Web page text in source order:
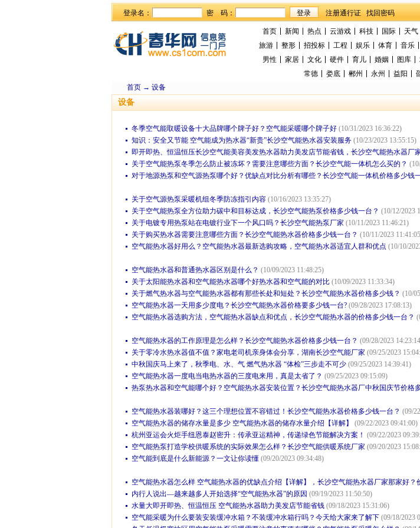
登录名： 密 码： 找回密码
首页 新闻 热点 云游戏 科技 国际 天气
旅游
整形 招投标 工程 娱乐 体育 音乐
男性
家居 文化 硬件 育儿 婚姻 图库
常德
娄底 郴州 永州 益阳
首页→ 设备
设备
冬季空气能取暖设备十大品牌哪个牌子好？空气能采暖哪个牌子好 (10/31/2023 16:36:22)
知识：安全又节能 空气能成为热水器“新贵”长沙空气能热水器安装服务 (10/23/2023 13:55:15)
即开即热、恒温恒压长沙空气能美容美发热水器助力美发店节能省钱，长沙空气能热水器厂
关于空气能热泵冬季怎么防止被冻坏？需要注意哪些方面？长沙空气能一体机怎么买的？
对于地源热泵和空气源热泵哪个好？优缺点对比分析有哪些？长沙空气能一体机价格多少钱
关于空气源热泵采暖机组冬季防冻指引内容 (10/16/2023 13:35:27)
关于空气能热泵全方位助力碳中和目标达成，长沙空气能热泵价格多少钱一台？ (10/12/2023
关于电镀专用热泵站在电镀行业下一个风口吗？长沙空气能热泵厂家 (10/11/2023 11:46:21)
关于购买热水器需要注意哪些方面？长沙空气能热水器价格多少钱一台？ (10/11/2023
空气能热水器好用么？空气能热水器最新选购攻略，空气能热水器适宜人群和优点 (10/10/
空气能热水器和普通热水器区别是什么？ (10/09/2023 11:48:25)
关于太阳能热水器和空气能热水器哪个好热水器和空气能的对比 (10/09/2023 11:33:34)
关于燃气热水器与空气能热水器都有那些长处和短处？长沙空气能热水器价格多少钱？ (10/
空气能热水器一天用多少度电？长沙空气能热水器价格要多少钱一台? (09/28/2023 17:08:13)
空气能热水器选购方法，空气能热水器缺点和优点，长沙空气能热水器的价格多少钱一台？
空气能热水器的工作原理是怎么样？长沙空气能热水器价格多少钱一台？ (09/28/2023
关于零冷水热水器值不值？家电老司机亲身体会分享，湖南长沙空气能厂家 (09/25/2023
中秋国庆马上来了，秋季电、水、气 燃气热水器 “体检”三步走不可少 (09/25/2023 14:39:41)
空气能热水器一度电当电热水器的三度电来用，真是太省了？ (09/25/2023 09:15:09)
热泵热水器和空气能哪个好？空气能热水器安装位置？长沙空气能热水器厂中秋国庆节价格
空气能热水器装哪好？这三个理想位置不容错过！长沙空气能热水器价格多少钱一台？ (09/
空气能热水器的储存水量是多少 空气能热水器的储存水量介绍【详解】
(09/22/2023 09:41:00)
杭州亚运会火炬手纽恩泰赵密升：传承亚运精神，传递绿色节能解决方案！ (09/22/2023
空气能热泵打造学校供暖系统的实际效果怎么样？长沙空气能供暖系统厂家 (09/20/2023
空气能到底是什么新能源？一文让你读懂 (09/20/2023 09:34:48)
空气能热水器怎么样 空气能热水器的优缺点介绍【详解】，长沙空气能热水器厂家那家好？
内行人说出—越来越多人开始选择“空气能热水器”的原因 (09/19/2023 11:50:50)
水量大即开即热、恒温恒压 空气能热水器助力美发店节能省钱 (09/18/2023 15:31:06)
空气能采暖为什么要装安装缓冲水箱？不装缓冲水箱行吗？今天给大家来了解下 (09/18/2023